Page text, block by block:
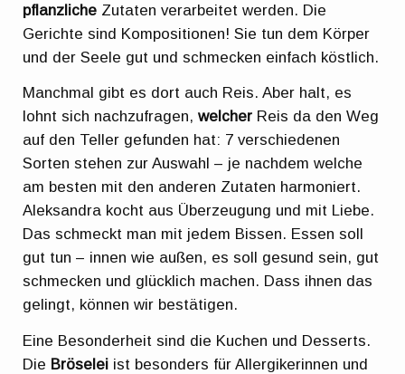
pflanzliche Zutaten verarbeitet werden. Die
Gerichte sind Kompositionen! Sie tun dem Körper
und der Seele gut und schmecken einfach köstlich.
Manchmal gibt es dort auch Reis. Aber halt, es
lohnt sich nachzufragen,welcher Reis da den Weg
auf den Teller gefunden hat: 7 verschiedenen
Sorten stehen zur Auswahl – je nachdem welche
am besten mit den anderen Zutaten harmoniert.
Aleksandra kocht aus Überzeugung und mit Liebe.
Das schmeckt man mit jedem Bissen. Essen soll
gut tun – innen wie außen, es soll gesund sein, gut
schmecken und glücklich machen. Dass ihnen das
gelingt, können wir bestätigen.
Eine Besonderheit sind die Kuchen und Desserts.
Die Bröselei ist besonders für Allergikerinnen und